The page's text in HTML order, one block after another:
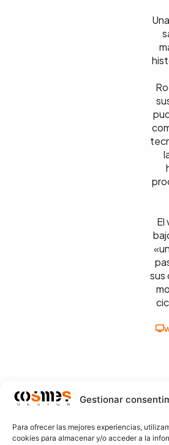
Gestionar
Para ofrecer las mejores experiencias,
cookies para almacenar y/o acceder a la
El
sus
ANT.
García San Román Asesores
¿Te ha gustado?